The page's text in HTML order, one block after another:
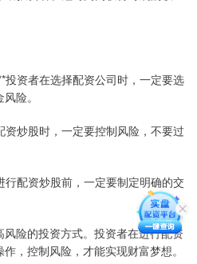
投资者在选择配资公司时，一定要选
险。
炒股时，一定要控制风险，不要过
行配资炒股前，一定要制定明确的交
险的投资方式。投资者在进行配资
，控制风险，才能实现财富梦想。